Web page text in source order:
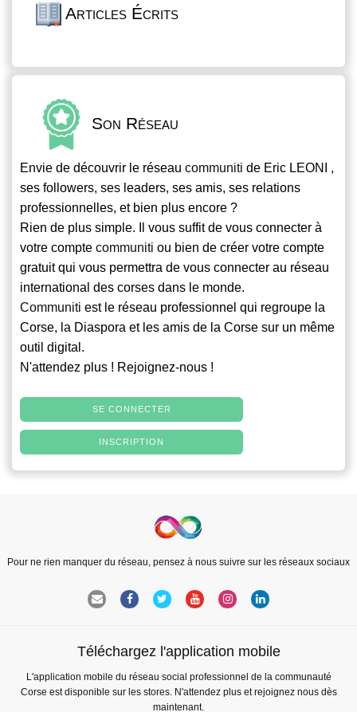
Articles Écrits
Son Réseau
Envie de découvrir le réseau communiti de Eric LEONI ,
ses followers, ses leaders, ses amis, ses relations
professionnelles, et bien plus encore ?
Rien de plus simple. Il vous suffit de vous connecter à
votre compte communiti ou bien de créer votre compte
gratuit qui vous permettra de vous connecter au réseau
international des corses dans le monde.
Communiti est le réseau professionnel qui regroupe la
Corse, la Diaspora et les amis de la Corse sur un même
outil digital.
N'attendez plus ! Rejoignez-nous !
SE CONNECTER
INSCRIPTION
Pour ne rien manquer du réseau, pensez à nous suivre sur les réseaux sociaux
Téléchargez l'application mobile
L'application mobile du réseau social professionnel de la communauté
Corse est disponible sur les stores. N'attendez plus et rejoignez nous dès
maintenant.